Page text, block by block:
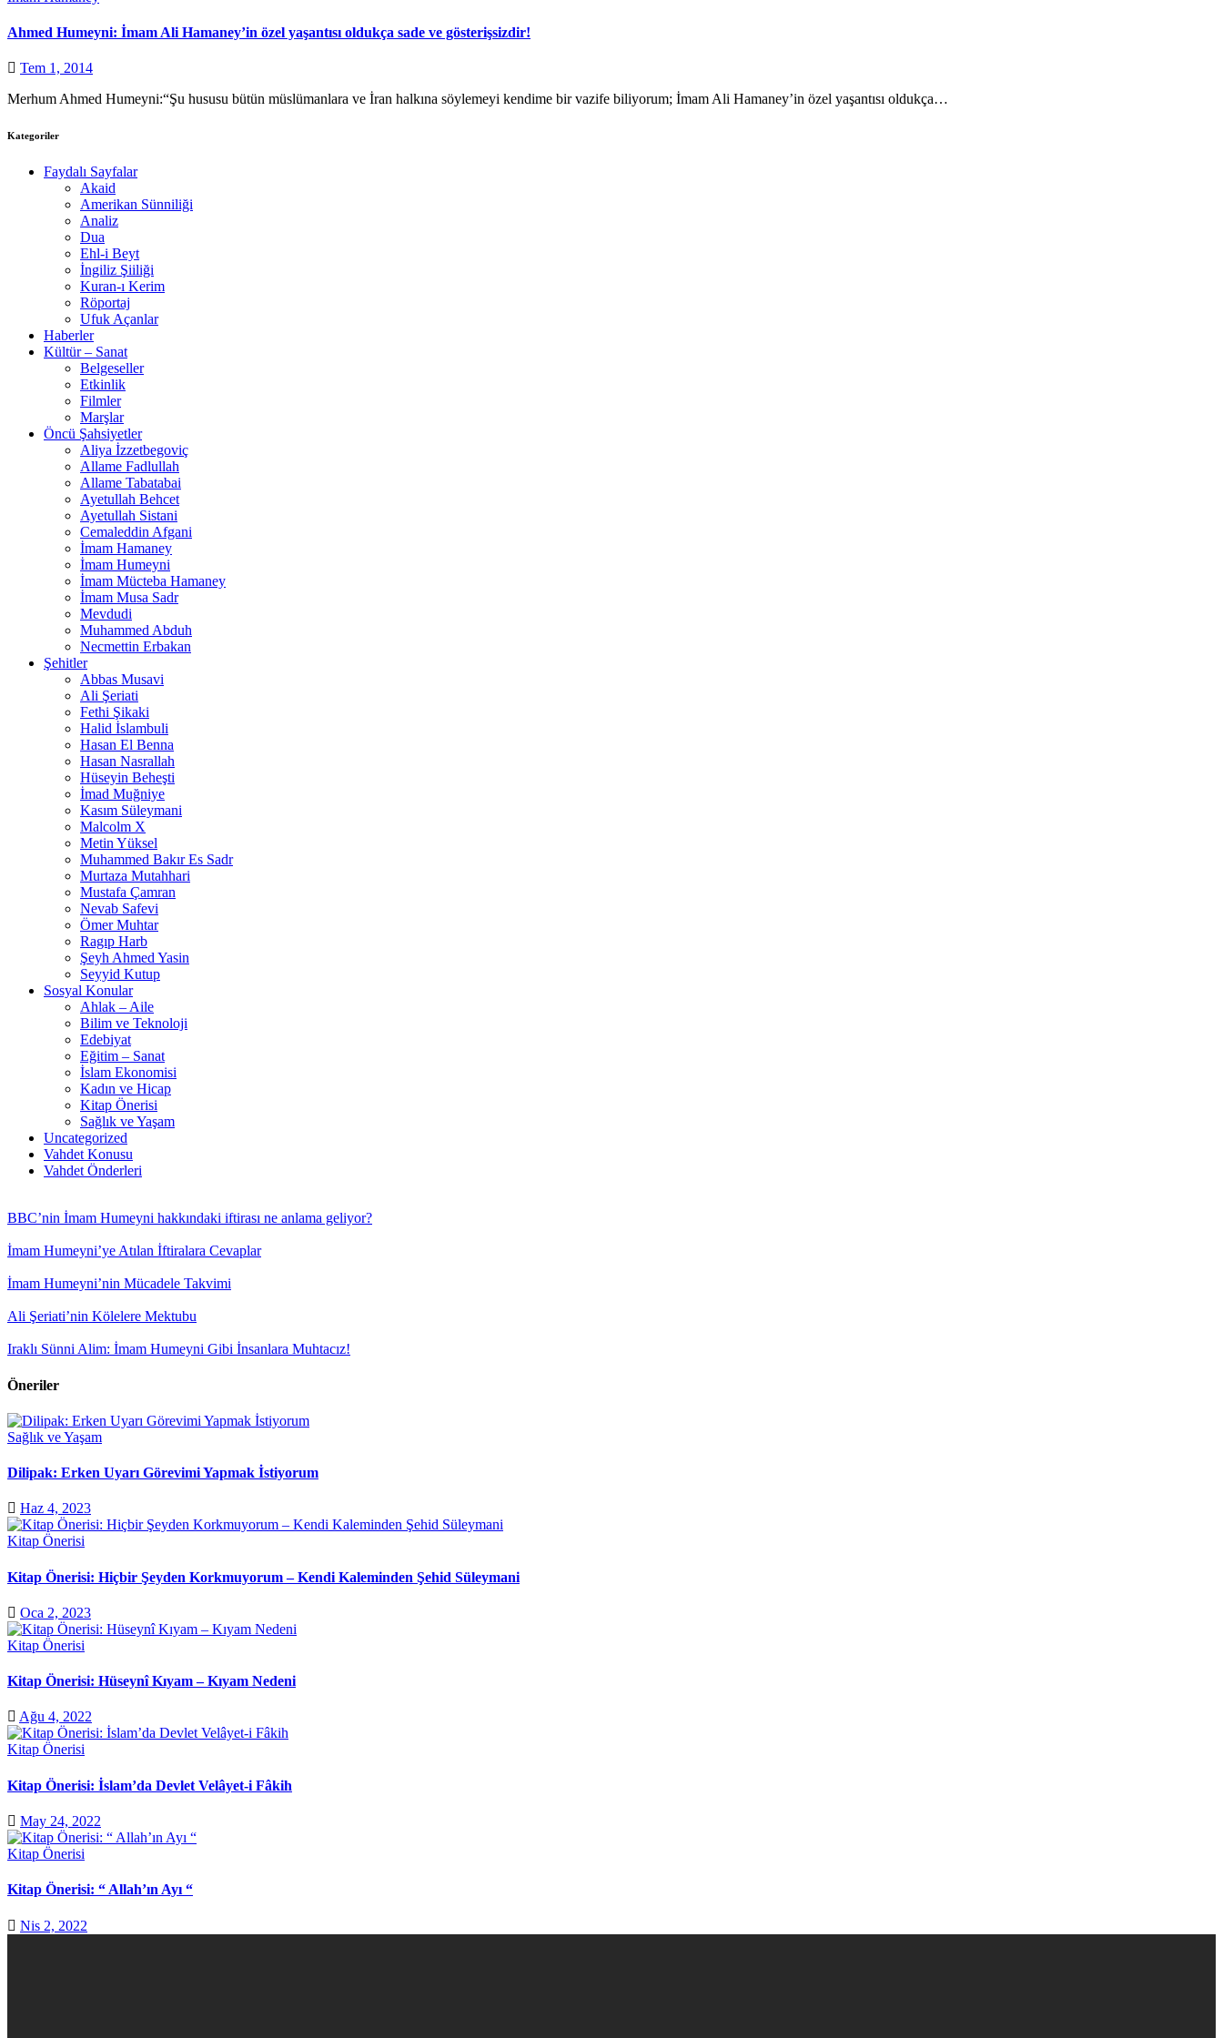
Ahmed Humeyni: İmam Ali Hamaney’in özel yaşantısı oldukça sade ve gösterişsizdir!
Tem 1, 2014
Merhum Ahmed Humeyni:“Şu hususu bütün müslümanlara ve İran halkına söylemeyi kendime bir vazife biliyorum; İmam Ali Hamaney’in özel yaşantısı oldukça…
Kategoriler
Faydalı Sayfalar
Akaid
Amerikan Sünniliği
Analiz
Dua
Ehl-i Beyt
İngiliz Şiiliği
Kuran-ı Kerim
Röportaj
Ufuk Açanlar
Haberler
Kültür – Sanat
Belgeseller
Etkinlik
Filmler
Marşlar
Öncü Şahsiyetler
Aliya İzzetbegoviç
Allame Fadlullah
Allame Tabatabai
Ayetullah Behcet
Ayetullah Sistani
Cemaleddin Afgani
İmam Hamaney
İmam Humeyni
İmam Mücteba Hamaney
İmam Musa Sadr
Mevdudi
Muhammed Abduh
Necmettin Erbakan
Şehitler
Abbas Musavi
Ali Şeriati
Fethi Şikaki
Halid İslambuli
Hasan El Benna
Hasan Nasrallah
Hüseyin Beheşti
İmad Muğniye
Kasım Süleymani
Malcolm X
Metin Yüksel
Muhammed Bakır Es Sadr
Murtaza Mutahhari
Mustafa Çamran
Nevab Safevi
Ömer Muhtar
Ragıp Harb
Şeyh Ahmed Yasin
Seyyid Kutup
Sosyal Konular
Ahlak – Aile
Bilim ve Teknoloji
Edebiyat
Eğitim – Sanat
İslam Ekonomisi
Kadın ve Hicap
Kitap Önerisi
Sağlık ve Yaşam
Uncategorized
Vahdet Konusu
Vahdet Önderleri
BBC’nin İmam Humeyni hakkındaki iftirası ne anlama geliyor?
İmam Humeyni’ye Atılan İftiralara Cevaplar
İmam Humeyni’nin Mücadele Takvimi
Ali Şeriati’nin Kölelere Mektubu
Iraklı Sünni Alim: İmam Humeyni Gibi İnsanlara Muhtacız!
Öneriler
Sağlık ve Yaşam
Dilipak: Erken Uyarı Görevimi Yapmak İstiyorum
Haz 4, 2023
Kitap Önerisi
Kitap Önerisi: Hiçbir Şeyden Korkmuyorum – Kendi Kaleminden Şehid Süleymani
Oca 2, 2023
Kitap Önerisi
Kitap Önerisi: Hüseynî Kıyam – Kıyam Nedeni
Ağu 4, 2022
Kitap Önerisi
Kitap Önerisi: İslam’da Devlet Velâyet-i Fâkih
May 24, 2022
Kitap Önerisi
Kitap Önerisi: “ Allah’ın Ayı “
Nis 2, 2022